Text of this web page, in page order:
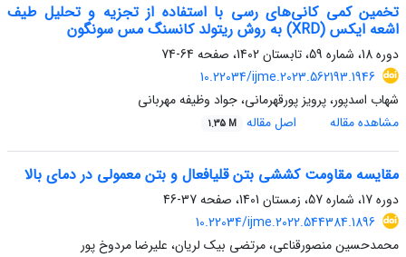
تخمین کمی کانی‌های رسی با استفاده از تجزیه و تحلیل طیف
اشعه ایکس (XRD) به روش ریتولد کانسنگ مس سونگون
دوره 18، شماره 59، تابستان 1402، صفحه
64-74
10.22034/ijme.2023.562193.1946
شهاب اسدپور، پرویز پورقهرمانی، جواد وظیفه مهربانی
مشاهده مقاله
اصل مقاله 1.35 M
مقایسه مقاومت کششی بتن قلیافعال و بتن معمولی در دمای بالا
دوره 17، شماره 57، زمستان 1401، صفحه
37-46
10.22034/ijme.2022.544384.1896
محمدحسین منصورقناعی، مرتضی بیک لریان، علیرضا مردوخ پور